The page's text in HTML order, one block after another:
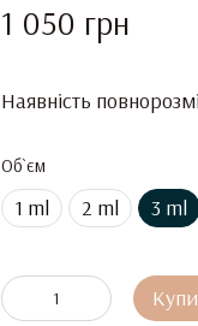
1 050 грн
Наявність
Об`єм
1 ml 2 ml 3 ml